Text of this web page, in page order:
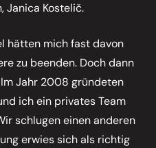
Janica Kostelič.
hätten mich fast davon
zu beenden. Doch dann
Jahr 2008 gründeten
ich ein privates Team
schlugen einen anderen
erwies sich als richtig